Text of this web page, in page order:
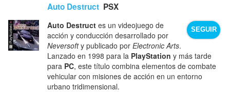
Auto Destruct PSX
SEGUIR
Auto Destruct es un videojuego de
acción y conducción desarrollado por
Neversofty publicado porElectronic Arts.
Lanzado en 1998 para la PlayStation y más tarde
para PC, este título combina elementos de combate
vehicular con misiones de acción en un entorno
urbano tridimensional.